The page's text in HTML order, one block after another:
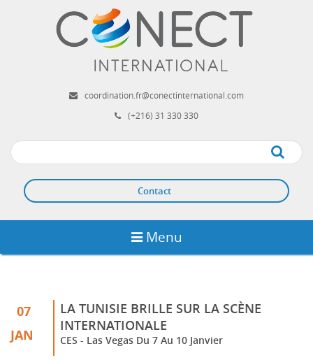
coordination.fr@conectinternational.com
(+216) 31 330 330
Apply
Contact
Menu
07
JAN
LA TUNISIE BRILLE SUR LA SCÈNE
INTERNATIONALE
CES - Las Vegas Du 7 Au 10 Janvier